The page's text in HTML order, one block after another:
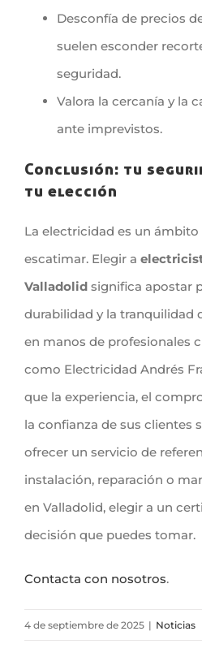
Desconfía de precios
suelen esconder
seguridad.
Valora la cercanía y la
ante imprevistos.
Conclusión: tu
tu elección
La electricidad es un
escatimar. Elegir a
Valladolid significa apostar
durabilidad y la tranquilidad
en manos de profesionales
como Electricidad Andrés
que la experiencia, el
la confianza de sus clientes
ofrecer un servicio de
instalación, reparación o
en Valladolid, elegir a un
decisión que puedes tomar.
Contacta con nosotros.
4 de septiembre de 2025 | Noticias